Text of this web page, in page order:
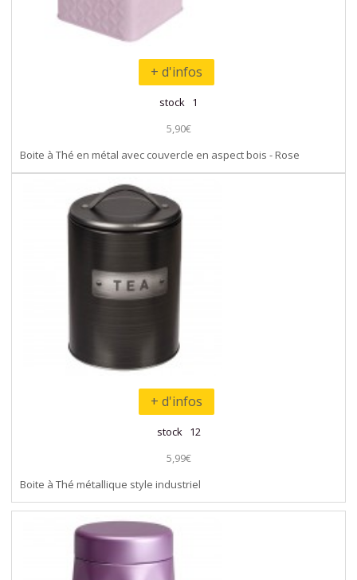
+ d'infos
stock 1
5,90€
Boite à Thé en métal avec couvercle en aspect bois - Rose
+ d'infos
stock 12
5,99€
Boite à Thé métallique style industriel